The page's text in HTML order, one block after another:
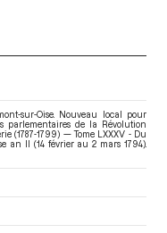
sur-Oise. Nouveau local pour
parlementaires de la Révolution
(1787-1799) — Tome LXXXV - Du
an II (14 février au 2 mars 1794).